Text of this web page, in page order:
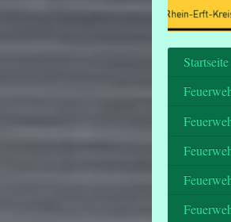
Startseite